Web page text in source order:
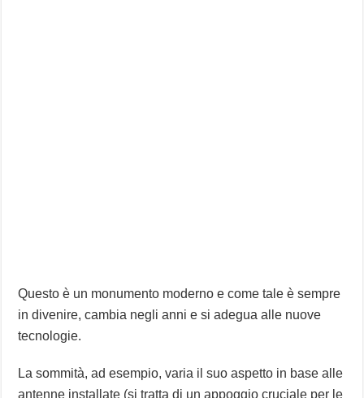
Questo è un monumento moderno e come tale è sempre
in divenire, cambia negli anni e si adegua alle nuove
tecnologie.
La sommità, ad esempio, varia il suo aspetto in base alle
antenne installate (si tratta di un appoggio cruciale per le